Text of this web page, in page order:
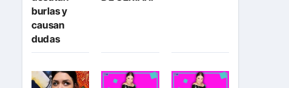
burlas y
causan
dudas